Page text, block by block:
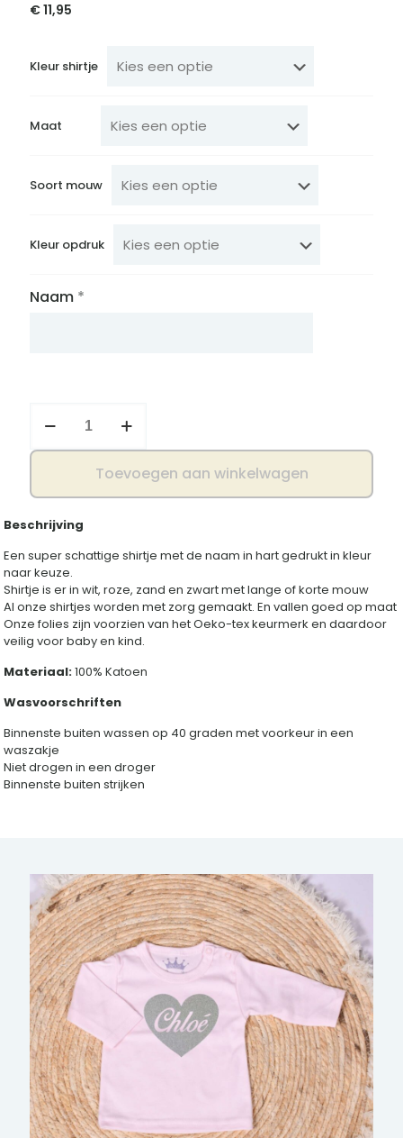
€11,95
Kleur shirtje
Maat
Soort mouw
Kleur opdruk
Naam *
naam
Toevoegen aan winkelwagen
Beschrijving
Een super schattige shirtje met de naam in hart gedrukt in kleur
naar keuze.
Shirtje is er in wit, roze, zand en zwart met lange of korte mouw
Al onze shirtjes worden met zorg gemaakt. En vallen goed op maat
Onze folies zijn voorzien van het Oeko-tex keurmerk en daardoor
veilig voor baby en kind.
Materiaal:100% Katoen
Wasvoorschriften
Binnenste buiten wassen op 40 graden met voorkeur in een
waszakje
Niet drogen in een droger
Binnenste buiten strijken